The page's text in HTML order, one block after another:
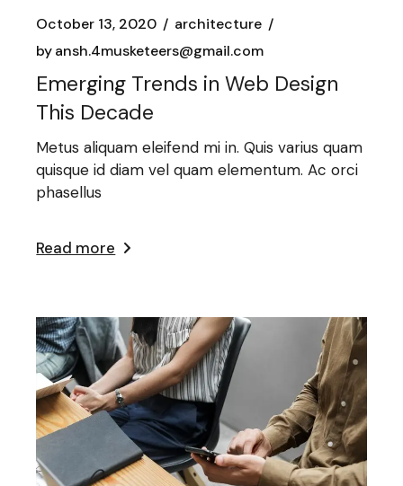
October 13, 2020
architecture
byansh.4musketeers@gmail.com
Emerging Trends in Web Design
This Decade
Metus aliquam eleifend mi in. Quis varius quam
quisque id diam vel quam elementum. Ac orci
phasellus
Read more